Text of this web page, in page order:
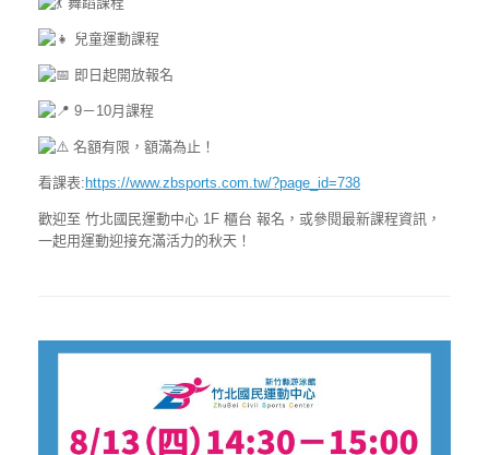
兒童運動課程
即日起開放報名
9－10月課程
名額有限，額滿為止！
看課表: https://www.zbsports.com.tw/?page_id=738
歡迎至 竹北國民運動中心 1F 櫃台 報名，或參閱最新課程資訊，
一起用運動迎接充滿活力的秋天！